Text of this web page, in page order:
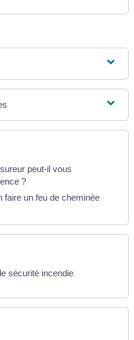
peut-il vous
?
faire un feu de cheminée
sécurité incendie